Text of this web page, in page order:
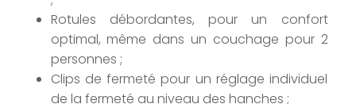
Rotules débordantes, pour un confort
optimal, même dans un couchage pour 2
personnes ;
Clips de fermeté pour un réglage individuel
de la fermeté au niveau des hanches ;